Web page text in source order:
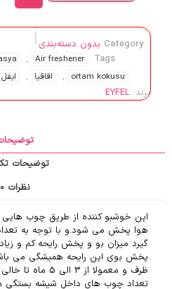
Category بدون دسته‌بندی
Tags
Air freshener
,
ortam kokusu
, اقاقیا , ایفل
برند: EYFEL
توضیحات
نظرات0
این خوشبو کننده از طریق چوب هایی
هوا پخش می شود.و با توجه به
گیرد میزان بو و پخش رایحه کم و
پخش بوی این رایحه همیشگی می
ظرف و معمولا از 3
تعداد چوب های داخل شیشه بستگی